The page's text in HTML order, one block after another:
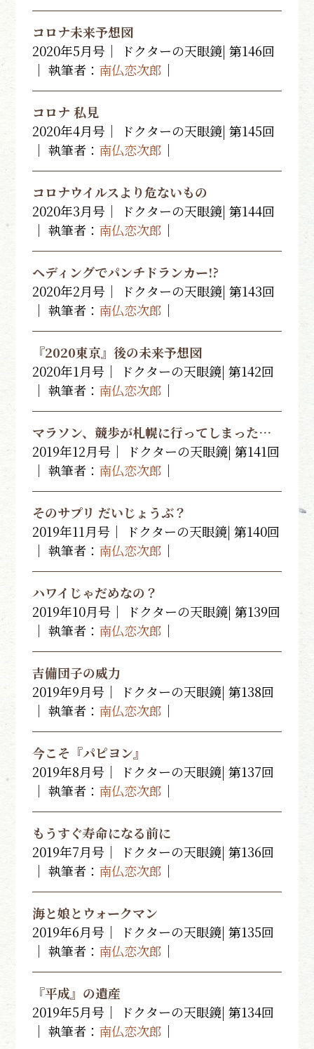
コロナ未来予想図
2020年5月号｜ ドクターの天眼鏡| 第146回
｜ 執筆者： 南仏恋次郎 ｜
コロナ 私見
2020年4月号｜ ドクターの天眼鏡| 第145回
｜ 執筆者： 南仏恋次郎 ｜
コロナウイルスより危ないもの
2020年3月号｜ ドクターの天眼鏡| 第144回
｜ 執筆者： 南仏恋次郎 ｜
ヘディングでパンチドランカー!?
2020年2月号｜ ドクターの天眼鏡| 第143回
｜ 執筆者： 南仏恋次郎 ｜
『2020東京』後の未来予想図
2020年1月号｜ ドクターの天眼鏡| 第142回
｜ 執筆者： 南仏恋次郎 ｜
マラソン、競歩が札幌に行ってしまった…
2019年12月号｜ ドクターの天眼鏡| 第141回
｜ 執筆者： 南仏恋次郎 ｜
そのサプリ だいじょうぶ？
2019年11月号｜ ドクターの天眼鏡| 第140回
｜ 執筆者： 南仏恋次郎 ｜
ハワイじゃだめなの？
2019年10月号｜ ドクターの天眼鏡| 第139回
｜ 執筆者： 南仏恋次郎 ｜
吉備団子の威力
2019年9月号｜ ドクターの天眼鏡| 第138回
｜ 執筆者： 南仏恋次郎 ｜
今こそ『パピヨン』
2019年8月号｜ ドクターの天眼鏡| 第137回
｜ 執筆者： 南仏恋次郎 ｜
もうすぐ寿命になる前に
2019年7月号｜ ドクターの天眼鏡| 第136回
｜ 執筆者： 南仏恋次郎 ｜
海と娘とウォークマン
2019年6月号｜ ドクターの天眼鏡| 第135回
｜ 執筆者： 南仏恋次郎 ｜
『平成』の遺産
2019年5月号｜ ドクターの天眼鏡| 第134回
｜ 執筆者： 南仏恋次郎 ｜